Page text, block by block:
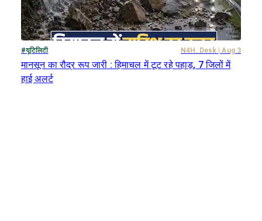
#यूटिलिटी N4H_Desk Aug 3
मानसून का रौद्र रूप जारी : हिमाचल में टूट रहे पहाड़, 7 जिलों में
हाई अलर्ट